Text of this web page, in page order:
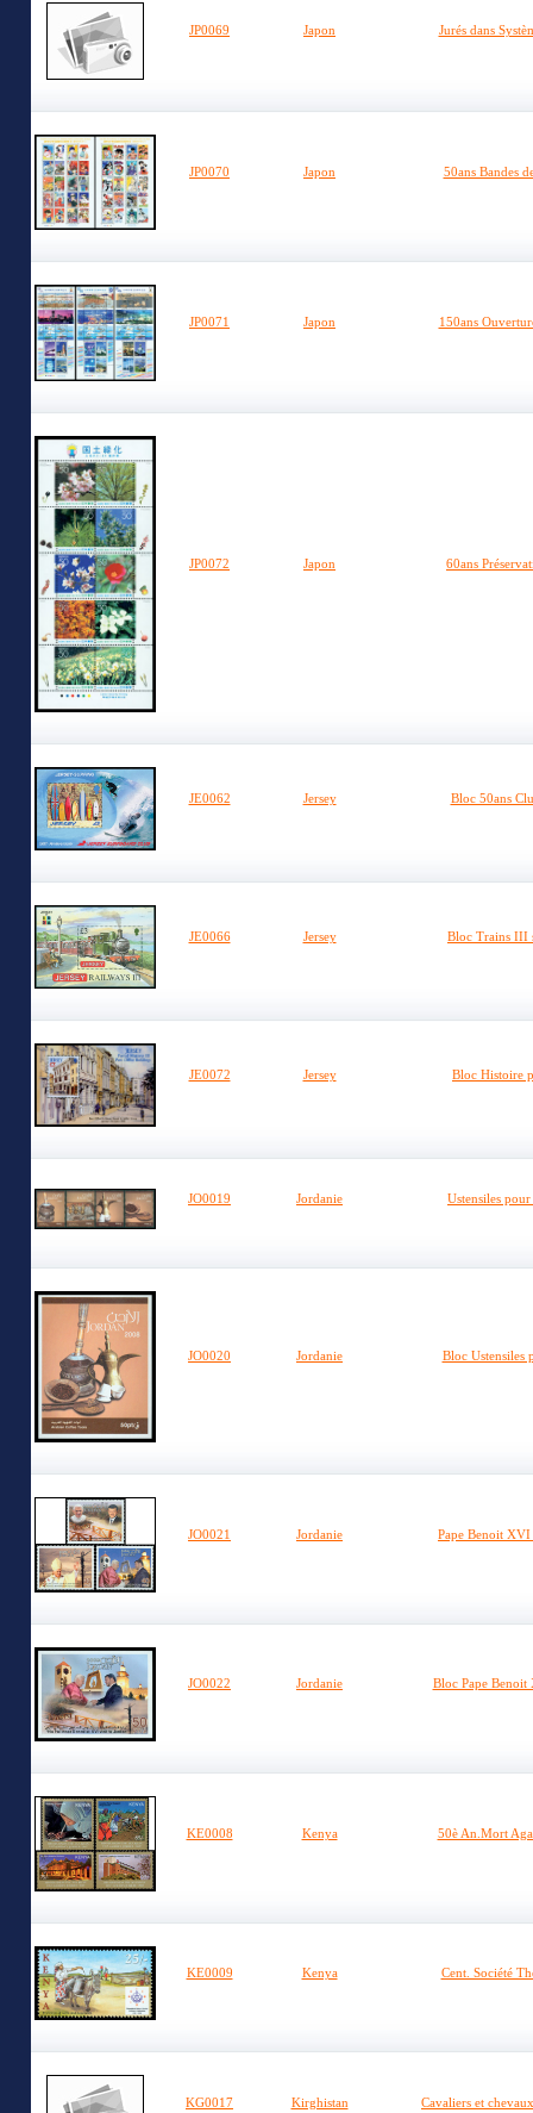
JP0069 Japon Jurés dans
JP0070 Japon 50ans Bandes
JP0071 Japon 150ans
JP0072 Japon 60ans
JE0062 Jersey Bloc 50ans
JE0066 Jersey Bloc Trains III
JE0072 Jersey Bloc Histoire
JO0019 Jordanie Ustensiles
JO0020 Jordanie Bloc Ustensiles
JO0021 Jordanie Pape Benoit
JO0022 Jordanie Bloc Pape Benoit
KE0008 Kenya 50è An.Mort
KE0009 Kenya Cent. Société
KG0017 Kirghistan Cavaliers et